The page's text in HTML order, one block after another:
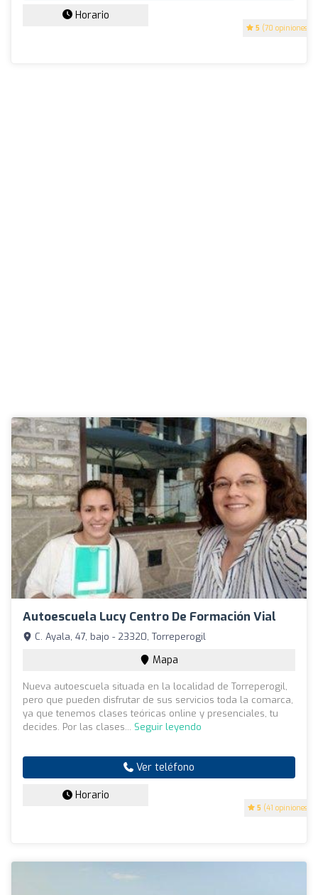
5 (70 opiniones)
Horario
Autoescuela Lucy Centro De Formación Vial
5 (41 opiniones)
C. Ayala, 47, bajo - 23320, Torreperogil
Mapa
Nueva autoescuela situada en la localidad de Torreperogil,
pero que pueden disfrutar de sus servicios toda la comarca,
ya que tenemos clases teóricas online y presenciales, tu
decides. Por las clases... Seguir leyendo
Ver teléfono
Horario